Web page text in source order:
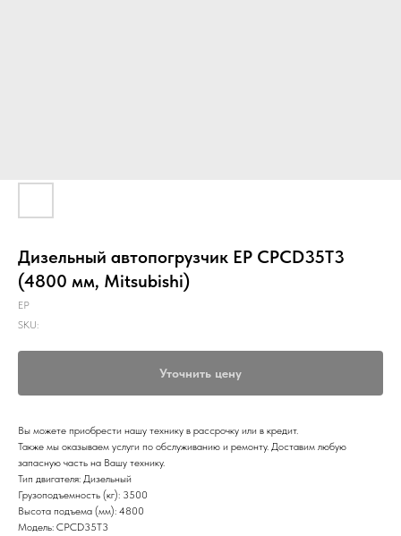
Дизельный автопогрузчик EP CPCD35T3
(4800 мм, Mitsubishi)
EP
SKU:
Уточнить цену
Вы можете приобрести нашу технику в рассрочку или в кредит.
Также мы оказываем услуги по обслуживанию и ремонту. Доставим любую
запасную часть на Вашу технику.
Тип двигателя: Дизельный
Грузоподъемность (кг): 3500
Высота подъема (мм): 4800
Модель: CPCD35T3